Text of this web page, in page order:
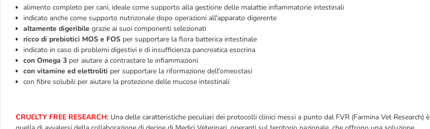
alimento completo per cani, ideale come supporto alla gestione delle malattie infiammatorie intestinali
indicato anche come supporto nutrizonale dopo operazioni all'apparato digerente
altamente digeribile grazie ai suoi componenti selezionati
ricco di prebiotici MOS e FOS per supportare la flora batterica intestinale
indicato in caso di problemi digestivi e di insufficienza pancreatica esocrina
con Omega 3 per aiutare a contrastare le infiammazioni
con vitamine ed elettroliti per supportare la riformazione dell'omeostasi
con fibre solubili per aiutare la protezione delle mucose intestinali
CRUELTY FREE RESEARCH: Una delle caratteristiche peculiari dei protocolli clinici messi a punto dal FVR (Farmina Vet Research) è